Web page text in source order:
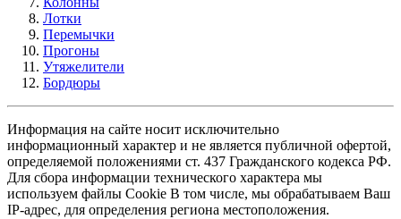
Лотки
Перемычки
Прогоны
Утяжелители
Бордюры
Информация на сайте носит исключительно
информационный характер и не является публичной офертой,
определяемой положениями ст. 437 Гражданского кодекса РФ.
Для сбора информации технического характера мы
используем файлы Cookie В том числе, мы обрабатываем Ваш
IP-адрес, для определения региона местоположения.